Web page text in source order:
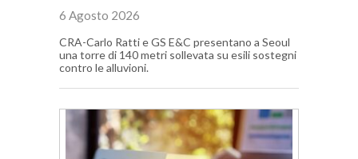
6 Agosto 2026
CRA-Carlo Ratti e GS E&C presentano a Seoul
una torre di 140 metri sollevata su esili sostegni
contro le alluvioni.